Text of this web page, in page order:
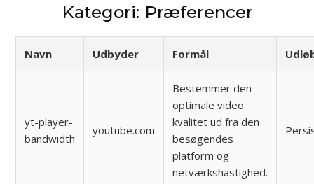
Kategori: Præferencer
Navn Udbyder Formål
yt-player-
bandwidth
youtube.com
Bestemmer den
optimale video
kvalitet ud fra den
besøgendes
platform og
netværkshastighed.